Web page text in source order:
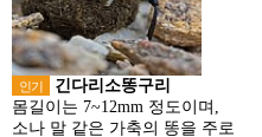
인기
긴다리소똥구리
몸길이는 7~12mm 정도이며,
소나 말 같은 가축의 똥을 주로